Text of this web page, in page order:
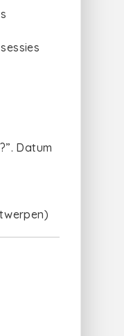
Datum